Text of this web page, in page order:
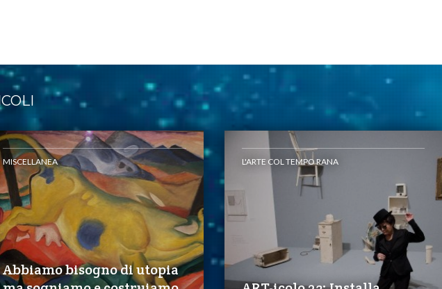
MISCELLANEA
Abbiamo bisogno di utopia
L'ARTE COL TEMPO RANA